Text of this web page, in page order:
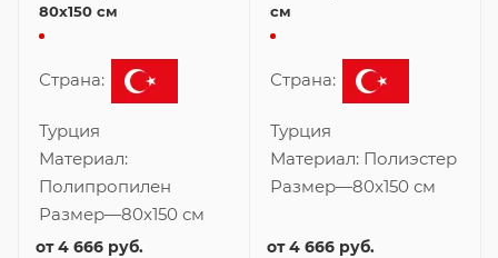
80x150 см
Страна:
Турция
Материал:
Полипропилен
Размер—80x150 см
от4 666 руб.
см
Страна:
Турция
Материал: Полиэстер
Размер—80x150 см
от4 666 руб.